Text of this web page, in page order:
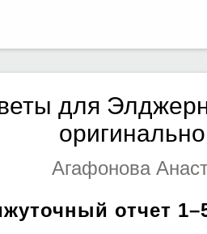
для
Агафонова
отчет